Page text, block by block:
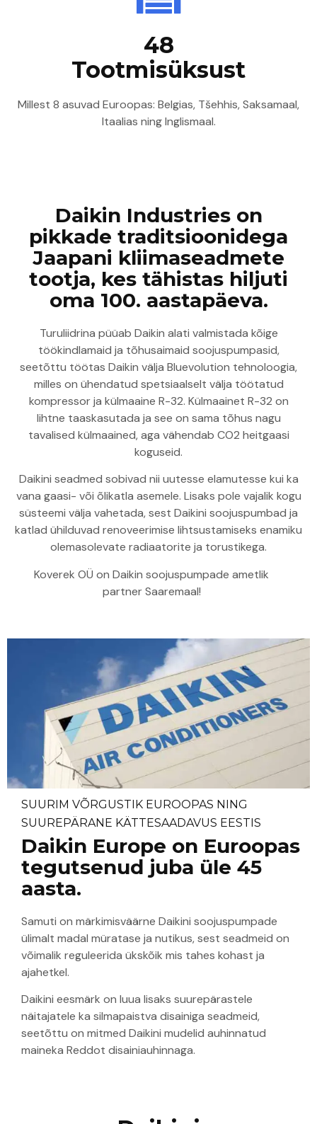
48
Tootmis­üksust
Millest 8 asuvad Euroopas: Belgias, Tšehhis, Saksamaal,
Itaalias ning Inglismaal.
Daikin Industries on
pikkade traditsioonidega
Jaapani kliimaseadmete
tootja, kes tähistas hiljuti
oma 100. aastapäeva.
Turuliidrina püüab Daikin alati valmistada kõige
töökindlamaid ja tõhusaimaid soojuspumpasid,
seetõttu töötas Daikin välja Bluevolution tehnoloogia,
milles on ühendatud spetsiaalselt välja töötatud
kompressor ja külmaaine R-32. Külmaainet R-32 on
lihtne taaskasutada ja see on sama tõhus nagu
tavalised külmaained, aga vähendab CO2 heitgaasi
koguseid.
Daikini seadmed sobivad nii uutesse elamutesse kui ka
vana gaasi- või õlikatla asemele. Lisaks pole vajalik kogu
süsteemi välja vahetada, sest Daikini soojuspumbad ja
katlad ühilduvad renoveerimise lihtsustamiseks enamiku
olemasolevate radiaatorite ja torustikega.
Koverek OÜ on Daikin soojuspumpade ametlik
partner Saaremaal!
SUURIM VÕRGUSTIK EUROOPAS NING
SUUREPÄRANE KÄTTESAADAVUS EESTIS
Daikin Europe on Euroopas
tegutsenud juba üle 45
aasta.
Samuti on märkimisväärne Daikini soojuspumpade
ülimalt madal müratase ja nutikus, sest seadmeid on
võimalik reguleerida ükskõik mis tahes kohast ja
ajahetkel.
Daikini eesmärk on luua lisaks suurepärastele
näitajatele ka silmapaistva disainiga seadmeid,
seetõttu on mitmed Daikini mudelid auhinnatud
maineka Reddot disainiauhinnaga.